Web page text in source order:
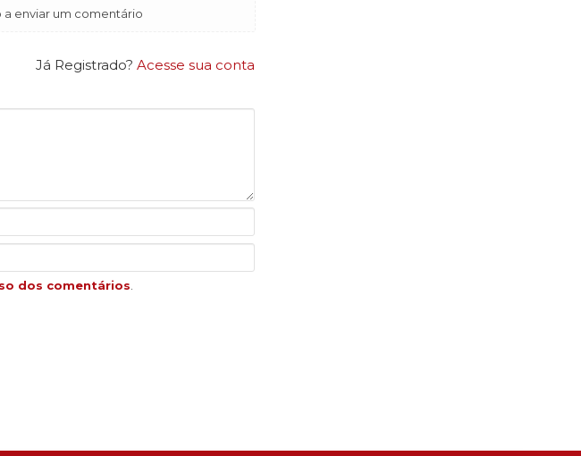
enviar um comentário
Já Registrado? Acesse sua conta
dos comentários